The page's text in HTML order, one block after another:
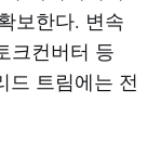
보한다. 변속
크컨버터 등
드 트림에는 전